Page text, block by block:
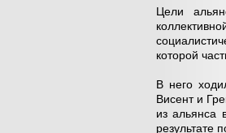
Цели
которой
В него
Висент и
из альянса
результате